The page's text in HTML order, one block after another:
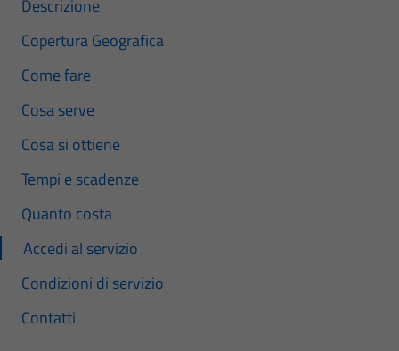
Descrizione
Copertura Geografica
Come fare
Cosa serve
Cosa si ottiene
Tempi e scadenze
Quanto costa
Accedi al servizio
Condizioni di servizio
Contatti